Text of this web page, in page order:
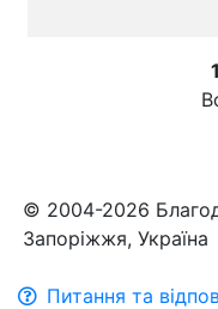
© 2004-2026
Запоріжжя, Україна
Питання та